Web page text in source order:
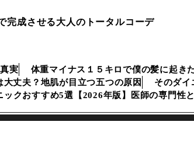
完成させる大人のトータルコーデ
実 体重マイナス１５キロで僕の髪に起き
大丈夫？地肌が目立つ五つの原因
そのダイ
クおすすめ5選【2026年版】医師の専門性